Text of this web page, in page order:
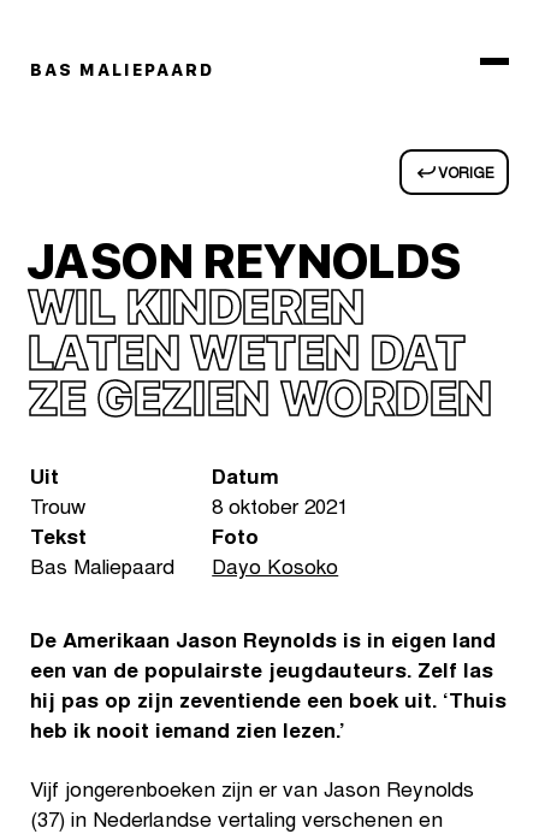
BAS MALIEPAARD
VORIGE
JASON REYNOLDS
WIL KINDEREN
LATEN WETEN DAT
ZE GEZIEN WORDEN
Uit
Trouw
Datum
8 oktober 2021
Tekst
Bas Maliepaard
Foto
Dayo Kosoko
De Amerikaan Jason Reynolds is in eigen land
een van de populairste jeugdauteurs. Zelf las
hij pas op zijn zeventiende een boek uit. ‘Thuis
heb ik nooit iemand zien lezen.’
Vijf jongerenboeken zijn er van Jason Reynolds
(37) in Nederlandse vertaling verschenen en